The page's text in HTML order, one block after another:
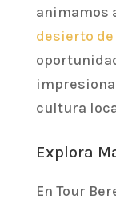
animamos
desierto de
cultura
Explora
En Tour